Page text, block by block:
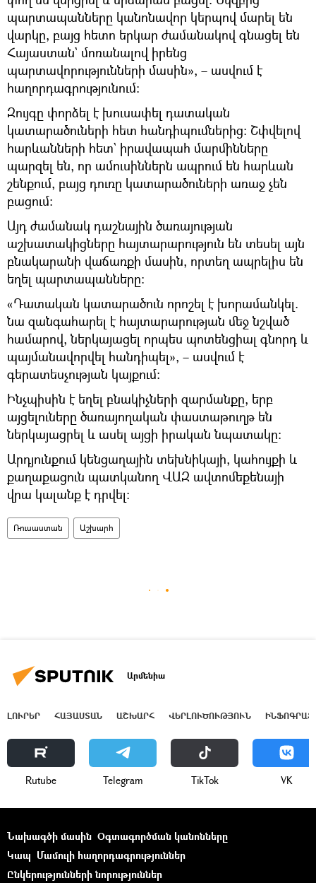
պարտապանները կանոնավոր կերպով մարել են
վարկը, բայց հետո երկար ժամանակով գնացել են
Հայաստան` մոռանալով իրենց
պարտավորությունների մասին», – ասվում է
հաղորդագրությունում։
Զույգը փորձել է խուսափել դատական
կատարածուների հետ հանդիպումներից։ Շփվելով
հարևանների հետ` իրավապահ մարմինները
պարզել են, որ ամուսիններն ապրում են հարևան
շենքում, բայց դուռը կատարածուների առաջ չեն
բացում։
Այդ ժամանակ դաշնային ծառայության
աշխատակիցները հայտարարություն են տեսել այն
բնակարանի վաճառքի մասին, որտեղ ապրելիս են
եղել պարտապանները։
«Դատական կատարածուն որոշել է խորամանկել.
նա զանգահարել է հայտարարության մեջ նշված
համարով, ներկայացել որպես պոտենցիալ գնորդ և
պայմանավորվել հանդիպել», – ասվում է
գերատեսչության կայքում։
Ինչպիսին է եղել բնակիչների զարմանքը, երբ
այցելուները ծառայողական փաստաթուղթ են
ներկայացրել և ասել այցի իրական նպատակը։
Արդյունքում կենցաղային տեխնիկայի, կահույքի և
քաղաքացուն պատկանող ՎԱԶ ավտոմեքենայի
վրա կալանք է դրվել։
Ռուսաստան Աշխարհ
Արմենիա
ԼՈՒՐԵՐ ՀԱՅԱՍՏԱՆ ԱՇԽԱՐՀ ՎԵՐԼՈՒԾՈՒԹՅՈՒՆ
Rutube Telegram ТikТоk VK
Նախագծի մասին Օգտագործման կանոնները
Կապ Մամուլի հաղորդագրություններ
Ընկերությունների նորություններ